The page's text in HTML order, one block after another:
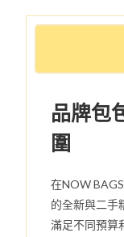
品牌包
圍
在NOW
的全新與二手
滿足不同預算